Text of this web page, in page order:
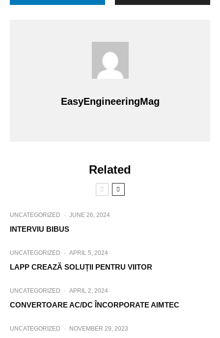
EasyEngineeringMag
Related
UNCATEGORIZED · JUNE 26, 2024
INTERVIU BIBUS
UNCATEGORIZED · APRIL 5, 2024
LAPP CREAZĂ SOLUȚII PENTRU VIITOR
UNCATEGORIZED · APRIL 2, 2024
CONVERTOARE AC/DC ÎNCORPORATE AIMTEC
UNCATEGORIZED · NOVEMBER 29, 2023